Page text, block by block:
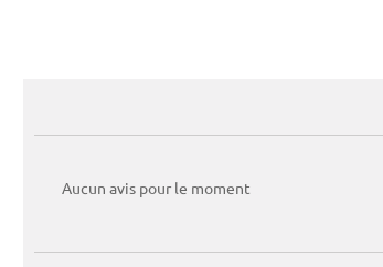
Aucun avis pour le moment